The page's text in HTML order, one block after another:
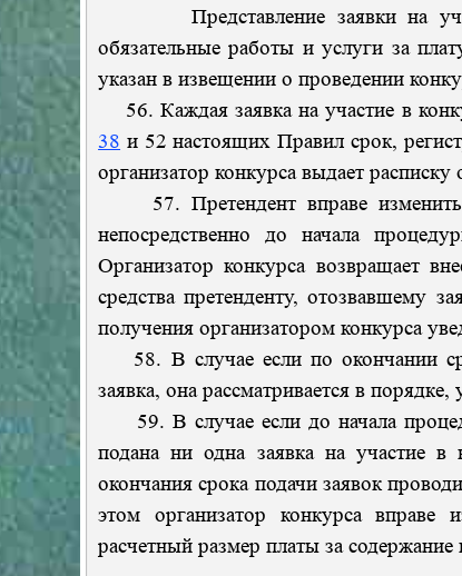
Представление заявки на
обязательные работы и услуги за
указан в извещении о проведении
56. Каждая заявка на участие в
38 и 52 настоящих Правил срок,
организатор конкурса выдает
57. Претендент вправе изменить
непосредственно до начала
Организатор конкурса возвращает
средства претенденту, отозвавшему
получения организатором конкурса
58. В случае если по окончании
заявка, она рассматривается в
59. В случае если до начала
подана ни одна заявка на участие в
окончания срока подачи заявок
этом организатор конкурса вправе
расчетный размер платы за